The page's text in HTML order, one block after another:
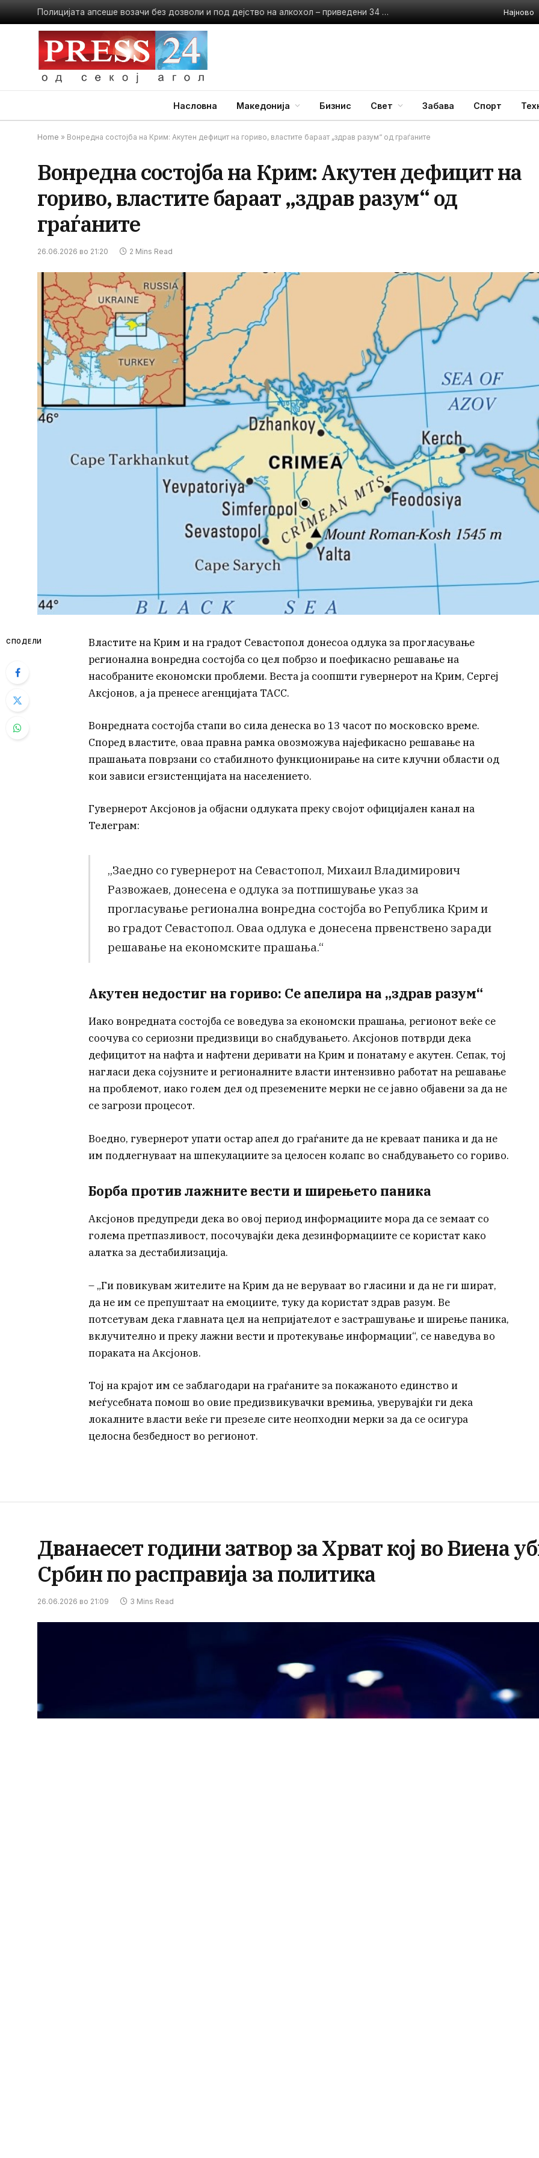
Полицијата апсеше возачи без дозволи и под дејство на алкохол – приведени 34 лица Најново
Насловна Македонија Бизнис Свет Забава Спорт
Home » Вонредна состојба на Крим: Акутен дефицит на гориво, властите бараат „здрав разум“ од граѓаните
Вонредна состојба на Крим: Акутен дефицит на
гориво, властите бараат „здрав разум“ од
граѓаните
26.06.2026 во 21:20 2 Mins Read
СПОДЕЛИ
Властите на Крим и на градот Севастопол донесоа одлука за прогласување
регионална вонредна состојба со цел побрзо и поефикасно решавање на
насобраните економски проблеми. Веста ја соопшти гувернерот на Крим, Сергеј
Аксјонов, а ја пренесе агенцијата ТАСС.
Вонредната состојба стапи во сила денеска во 13 часот по московско време.
Според властите, оваа правна рамка овозможува најефикасно решавање на
прашањата поврзани со стабилното функционирање на сите клучни области од
кои зависи егзистенцијата на населението.
Гувернерот Аксјонов ја објасни одлуката преку својот официјален канал на
Телеграм:
„Заедно со гувернерот на Севастопол, Михаил Владимирович
Развожаев, донесена е одлука за потпишување указ за
прогласување регионална вонредна состојба во Република Крим и
во градот Севастопол. Оваа одлука е донесена првенствено заради
решавање на економските прашања.“
Акутен недостиг на гориво: Се апелира на „здрав разум“
Иако вонредната состојба се воведува за економски прашања, регионот веќе се
соочува со сериозни предизвици во снабдувањето. Аксјонов потврди дека
дефицитот на нафта и нафтени деривати на Крим и понатаму е акутен. Сепак, тој
нагласи дека сојузните и регионалните власти интензивно работат на решавање
на проблемот, иако голем дел од преземените мерки не се јавно објавени за да не
се загрози процесот.
Воедно, гувернерот упати остар апел до граѓаните да не креваат паника и да не
им подлегнуваат на шпекулациите за целосен колапс во снабдувањето со гориво.
Борба против лажните вести и ширењето паника
Аксјонов предупреди дека во овој период информациите мора да се земаат со
голема претпазливост, посочувајќи дека дезинформациите се користат како
алатка за дестабилизација.
– „Ги повикувам жителите на Крим да не веруваат во гласини и да не ги шират,
да не им се препуштаат на емоциите, туку да користат здрав разум. Ве
потсетувам дека главната цел на непријателот е застрашување и ширење паника,
вклучително и преку лажни вести и протекување информации“, се наведува во
пораката на Аксјонов.
Тој на крајот им се заблагодари на граѓаните за покажаното единство и
меѓусебната помош во овие предизвикувачки времиња, уверувајќи ги дека
локалните власти веќе ги презеле сите неопходни мерки за да се осигура
целосна безбедност во регионот.
Дванаесет години затвор за Хрват кој во Виена
Србин по расправија за политика
26.06.2026 во 21:09 3 Mins Read